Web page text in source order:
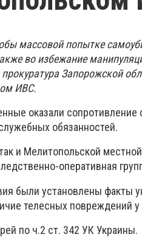
массовой попытке
во избежание
Запорожской
ИВС.
оказали сопротивление
обязанностей.
и Мелитопольской
оперативная
были установлены факты
телесных повреждений
по ч.2 ст. 342 УК Украины.